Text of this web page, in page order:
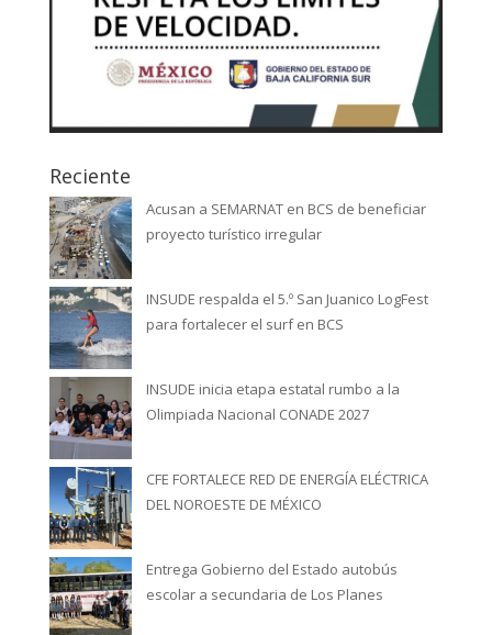
Reciente
Acusan a SEMARNAT en BCS de beneficiar
proyecto turístico irregular
INSUDE respalda el 5.º San Juanico LogFest
para fortalecer el surf en BCS
INSUDE inicia etapa estatal rumbo a la
Olimpiada Nacional CONADE 2027
CFE FORTALECE RED DE ENERGÍA ELÉCTRICA
DEL NOROESTE DE MÉXICO
Entrega Gobierno del Estado autobús
escolar a secundaria de Los Planes